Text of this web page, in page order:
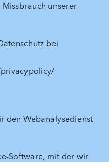
unserer
bei
den Webanalysedienst
Software, mit der wir